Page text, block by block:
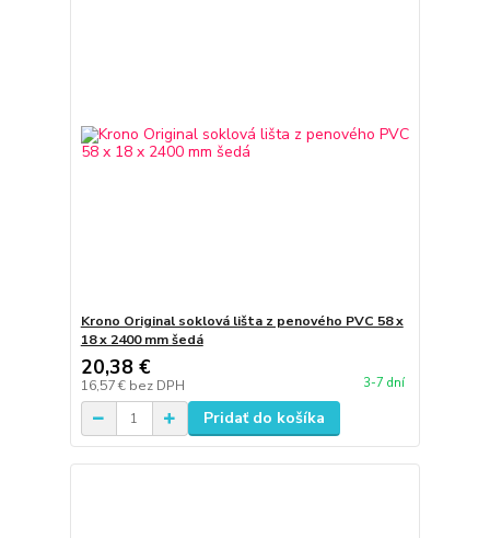
Krono Original soklová lišta z penového PVC 58 x
18 x 2400 mm šedá
20,38 €
16,57 € bez DPH 3-7 dní
Pridať do košíka